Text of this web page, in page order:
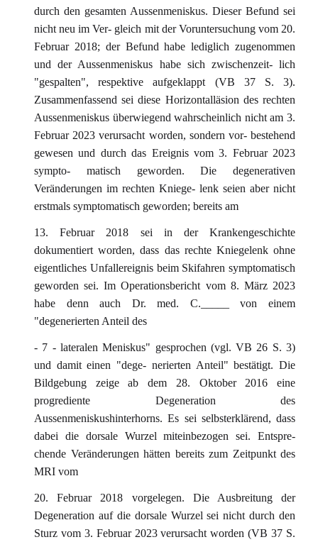
durch den gesamten Aussenmeniskus. Dieser Befund sei
nicht neu im Ver- gleich mit der Voruntersuchung vom 20.
Februar 2018; der Befund habe lediglich zugenommen
und der Aussenmeniskus habe sich zwischenzeit- lich
"gespalten", respektive aufgeklappt (VB 37 S. 3).
Zusammenfassend sei diese Horizontalläsion des rechten
Aussenmeniskus überwiegend wahrscheinlich nicht am 3.
Februar 2023 verursacht worden, sondern vor- bestehend
gewesen und durch das Ereignis vom 3. Februar 2023
sympto- matisch geworden. Die degenerativen
Veränderungen im rechten Kniege- lenk seien aber nicht
erstmals symptomatisch geworden; bereits am
13. Februar 2018 sei in der Krankengeschichte
dokumentiert worden, dass das rechte Kniegelenk ohne
eigentliches Unfallereignis beim Skifahren symptomatisch
geworden sei. Im Operationsbericht vom 8. März 2023
habe denn auch Dr. med. C._____ von einem
"degenerierten Anteil des
- 7 - lateralen Meniskus" gesprochen (vgl. VB 26 S. 3)
und damit einen "dege- nerierten Anteil" bestätigt. Die
Bildgebung zeige ab dem 28. Oktober 2016 eine
progrediente Degeneration des
Aussenmeniskushinterhorns. Es sei selbsterklärend, dass
dabei die dorsale Wurzel miteinbezogen sei. Entspre-
chende Veränderungen hätten bereits zum Zeitpunkt des
MRI vom
20. Februar 2018 vorgelegen. Die Ausbreitung der
Degeneration auf die dorsale Wurzel sei nicht durch den
Sturz vom 3. Februar 2023 verursacht worden (VB 37 S.